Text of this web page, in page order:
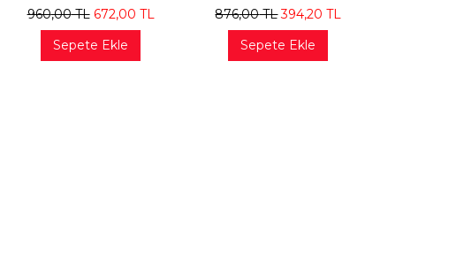
960,00TL 672,00 TL
Sepete Ekle
876,00TL 394,20 TL
Sepete Ekle